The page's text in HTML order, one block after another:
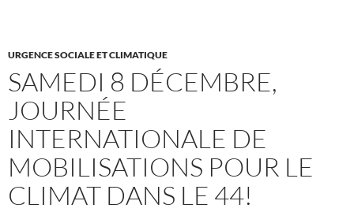
URGENCE SOCIALE ET CLIMATIQUE
SAMEDI 8 DÉCEMBRE,
JOURNÉE
INTERNATIONALE DE
MOBILISATIONS POUR LE
CLIMAT DANS LE 44!